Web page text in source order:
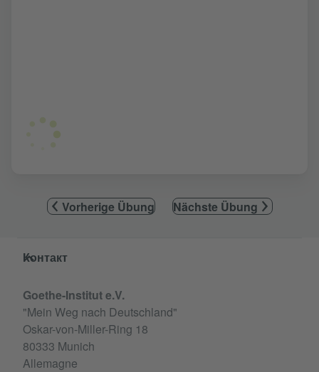
Vorherige Übung Nächste Übung
Service- und Informationsbereich
Контакт
Goethe-Institut e.V.
"Mein Weg nach Deutschland"
Oskar-von-Miller-Ring 18
80333 Munich
Allemagne